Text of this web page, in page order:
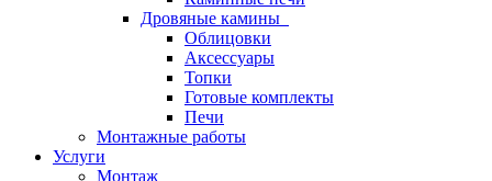
Дровяные камины
Облицовки
Аксессуары
Топки
Готовые комплекты
Печи
Монтажные работы
Услуги
Монтаж